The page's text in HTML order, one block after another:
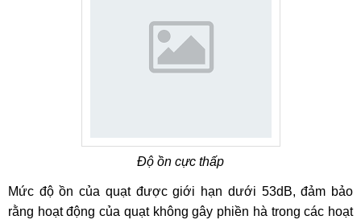
Độ ồn cực thấp
Mức độ ồn của quạt được giới hạn dưới 53dB, đảm bảo
rằng hoạt động của quạt không gây phiền hà trong các hoạt